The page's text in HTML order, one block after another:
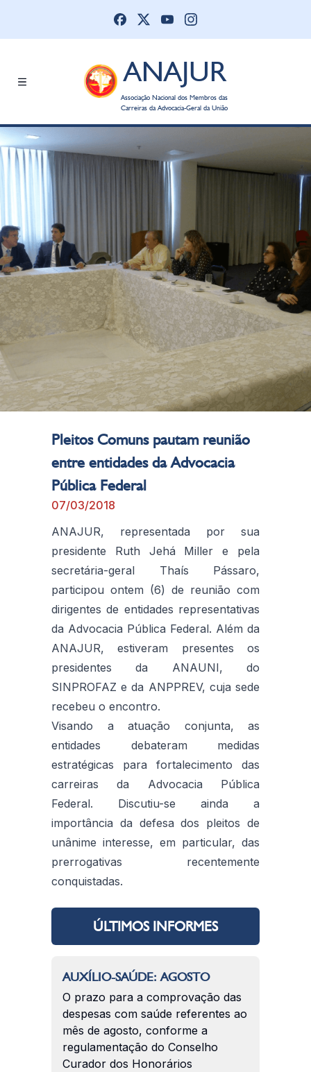
ANAJUR
Associação Nacional dos Membros das
Carreiras da Advocacia-Geral da União
Pleitos Comuns pautam reunião
entre entidades da Advocacia
Pública Federal
07/03/2018
ANAJUR, representada por sua
presidente Ruth Jehá Miller e pela
secretária-geral Thaís Pássaro,
participou ontem (6) de reunião com
dirigentes de entidades representativas
da Advocacia Pública Federal. Além da
ANAJUR, estiveram presentes os
presidentes da ANAUNI, do
SINPROFAZ e da ANPPREV, cuja sede
recebeu o encontro.
Visando a atuação conjunta, as
entidades debateram medidas
estratégicas para fortalecimento das
carreiras da Advocacia Pública
Federal. Discutiu-se ainda a
importância da defesa dos pleitos de
unânime interesse, em particular, das
prerrogativas recentemente
conquistadas.
ÚLTIMOS INFORMES
AUXÍLIO-SAÚDE: AGOSTO
O prazo para a comprovação das
despesas com saúde referentes ao
mês de agosto, conforme a
regulamentação do Conselho
Curador dos Honorários